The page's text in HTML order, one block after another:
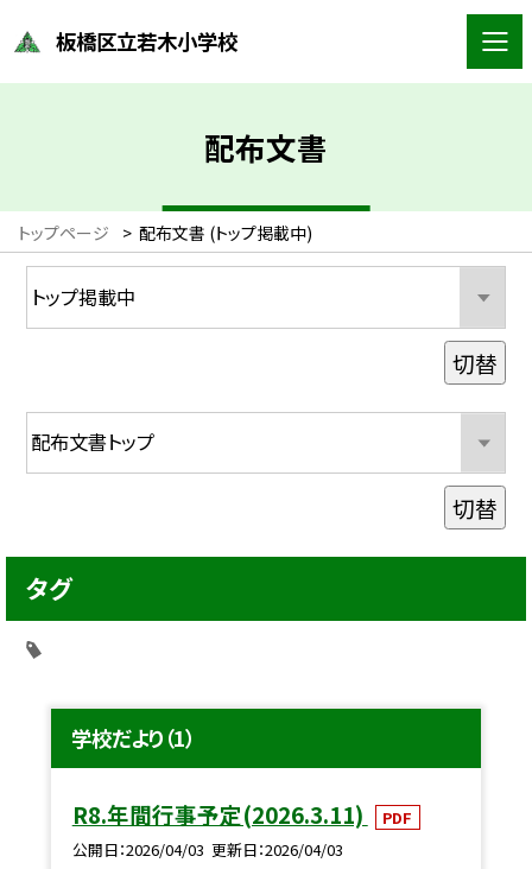
板橋区立若木小学校
配布文書
トップページ > 配布文書 (トップ掲載中)
学校だより（1）
R8.年間行事予定(2026.3.11)
PDF
公開日 2026/04/03 更新日 2026/04/03
切替
切替
タグ